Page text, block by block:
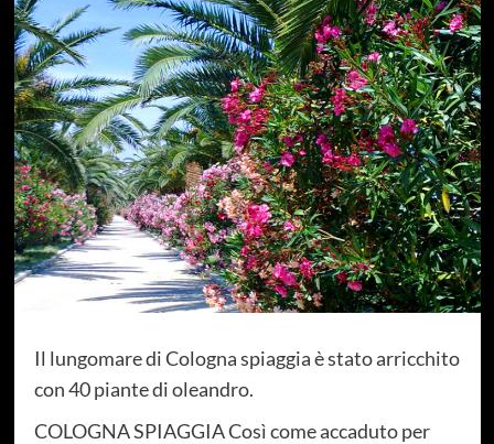
Il lungomare di Cologna spiaggia è stato arricchito
con 40 piante di oleandro.
COLOGNA SPIAGGIA Così come accaduto per